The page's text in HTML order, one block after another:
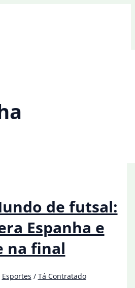
de futsal:
Espanha e
na final
Esportes / Tá Contratado